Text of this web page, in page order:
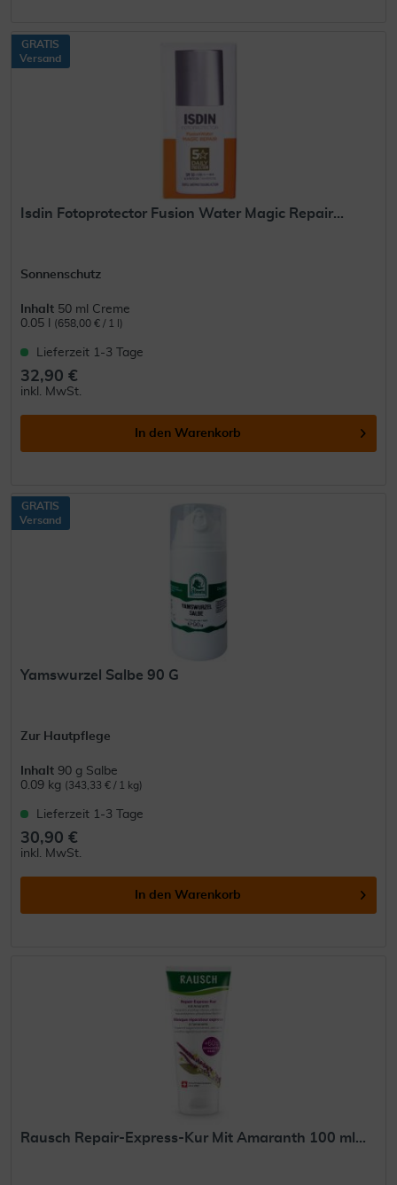
GRATIS
Versand
Isdin Fotoprotector Fusion Water Magic Repair...
Sonnenschutz
Inhalt 50 ml Creme
0.05 l
(658,00 € / 1 l)
Lieferzeit 1-3 Tage
32,90 €
inkl. MwSt.
In den Warenkorb
GRATIS
Versand
Yamswurzel Salbe 90 G
Zur Hautpflege
Inhalt 90 g Salbe
0.09 kg (343,33 € / 1 kg)
Lieferzeit 1-3 Tage
30,90 €
inkl. MwSt.
In den Warenkorb
Rausch Repair-Express-Kur Mit Amaranth 100 ml...